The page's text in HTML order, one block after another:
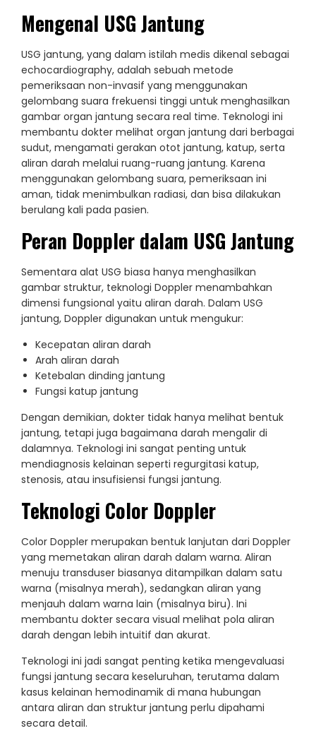
Mengenal USG Jantung
USG jantung, yang dalam istilah medis dikenal sebagai
echocardiography, adalah sebuah metode
pemeriksaan non-invasif yang menggunakan
gelombang suara frekuensi tinggi untuk menghasilkan
gambar organ jantung secara real time. Teknologi ini
membantu dokter melihat organ jantung dari berbagai
sudut, mengamati gerakan otot jantung, katup, serta
aliran darah melalui ruang-ruang jantung. Karena
menggunakan gelombang suara, pemeriksaan ini
aman, tidak menimbulkan radiasi, dan bisa dilakukan
berulang kali pada pasien.
Peran Doppler dalam USG Jantung
Sementara alat USG biasa hanya menghasilkan
gambar struktur, teknologi Doppler menambahkan
dimensi fungsional yaitu aliran darah. Dalam USG
jantung, Doppler digunakan untuk mengukur:
Kecepatan aliran darah
Arah aliran darah
Ketebalan dinding jantung
Fungsi katup jantung
Dengan demikian, dokter tidak hanya melihat bentuk
jantung, tetapi juga bagaimana darah mengalir di
dalamnya. Teknologi ini sangat penting untuk
mendiagnosis kelainan seperti regurgitasi katup,
stenosis, atau insufisiensi fungsi jantung.
Teknologi Color Doppler
Color Doppler merupakan bentuk lanjutan dari Doppler
yang memetakan aliran darah dalam warna. Aliran
menuju transduser biasanya ditampilkan dalam satu
warna (misalnya merah), sedangkan aliran yang
menjauh dalam warna lain (misalnya biru). Ini
membantu dokter secara visual melihat pola aliran
darah dengan lebih intuitif dan akurat.
Teknologi ini jadi sangat penting ketika mengevaluasi
fungsi jantung secara keseluruhan, terutama dalam
kasus kelainan hemodinamik di mana hubungan
antara aliran dan struktur jantung perlu dipahami
secara detail.